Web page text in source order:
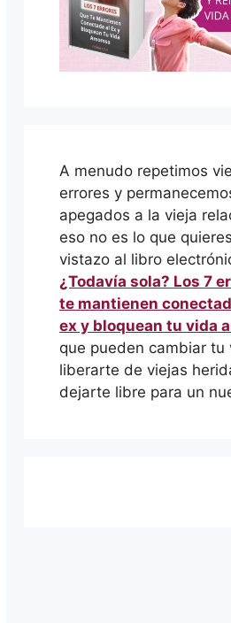
A menudo repetimos
errores y
apegados a la vieja
eso no es lo que
vistazo al libro
¿Todavía sola? Los 7
te mantienen
ex y bloquean tu vida
que pueden cambiar tu
liberarte de viejas
dejarte libre para un